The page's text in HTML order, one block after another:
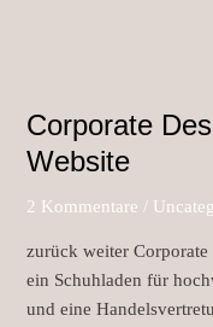
Corporate
Website
2 Kommentare /
zurück weiter
ein Schuhladen für
und eine
Fotografie
und